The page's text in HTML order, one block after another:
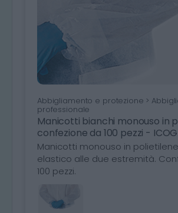
Abbigliamento e protezione >
professionale
Manicotti bianchi monouso in
confezione da 100 pezzi -
Manicotti monouso in
elastico alle due estremità.
100 pezzi.